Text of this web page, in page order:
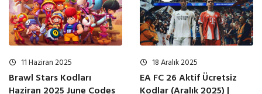
11 Haziran 2025
Brawl Stars Kodları
18 Aralık 2025
EA FC 26 Aktif Ücretsiz